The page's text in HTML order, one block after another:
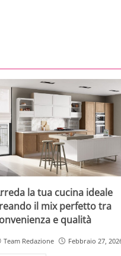
la tua cucina ideale
il mix perfetto tra
e qualità
Team Redazione Febbraio 27,